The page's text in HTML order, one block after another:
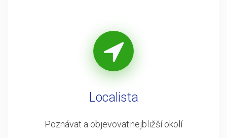
Localista
Poznávat a objevovat nejbližší okolí